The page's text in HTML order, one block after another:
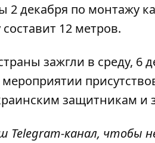
2 декабря по монтажу
12 метров.
зажгли в среду, 6
защитникам и
Telegram-канал, чтобы